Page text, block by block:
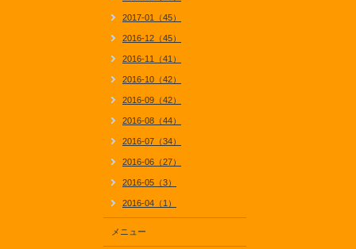
2017-01（45）
2016-12（45）
2016-11（41）
2016-10（42）
2016-09（42）
2016-08（44）
2016-07（34）
2016-06（27）
2016-05（3）
2016-04（1）
メニュー